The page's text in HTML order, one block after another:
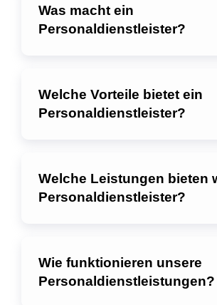
Was macht ein
Personaldienstleister?
Welche Vorteile bietet ein
Personaldienstleister?
Welche Leistungen bieten
Personaldienstleister?
Wie funktionieren unsere
Personaldienstleistungen?